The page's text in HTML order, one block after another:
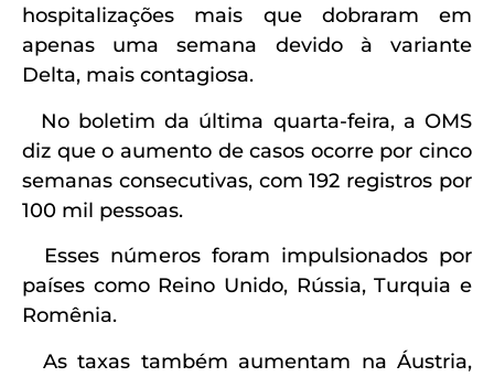
hospitalizações mais que dobraram em
apenas uma semana devido à variante
Delta, mais contagiosa.
No boletim da última quarta-feira, a OMS
diz que o aumento de casos ocorre por cinco
semanas consecutivas, com 192 registros por
100 mil pessoas.
Esses números foram impulsionados por
países como Reino Unido, Rússia, Turquia e
Romênia.
As taxas também aumentam na Áustria,